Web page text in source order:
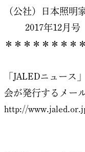
（公社）日本照明
2017年12月号
＊＊＊＊＊＊＊＊
「JALEDニュース
会が発行するメー
http://